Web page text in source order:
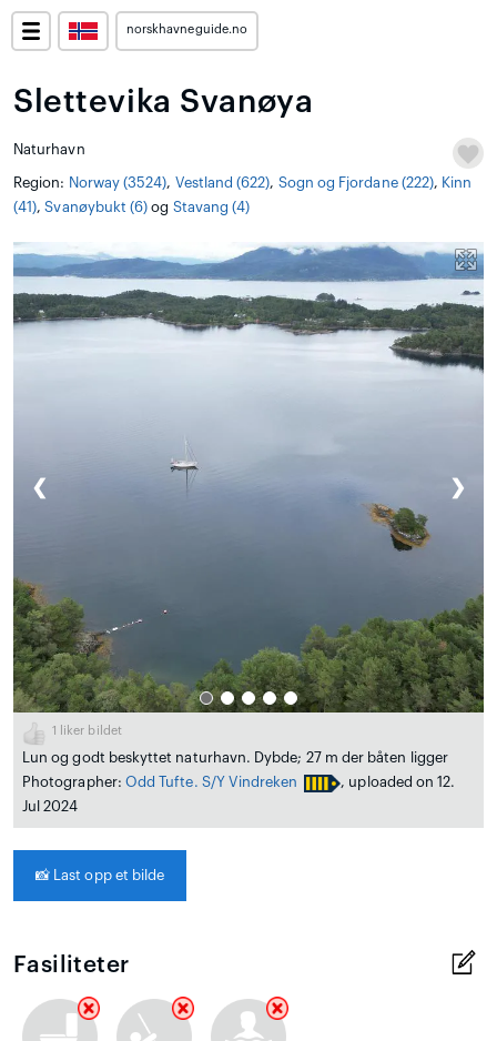
norskhavneguide.no
Slettevika Svanøya
Naturhavn
Region: Norway (3524), Vestland (622), Sogn og Fjordane (222), Kinn
(41),Svanøybukt (6) og Stavang (4)
❮ ❯
1 liker bildet
Lun og godt beskyttet naturhavn. Dybde; 27 m der båten ligger
Photographer: Odd Tufte. S/Y Vindreken
, uploaded on 12.
Jul 2024
📸 Last opp et bilde
Fasiliteter